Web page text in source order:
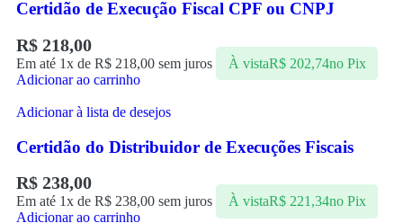
Certidão de Execução Fiscal CPF ou CNPJ
R$ 218,00
Em até 1x de R$ 218,00 sem juros À vistaR$202,74no Pix
Adicionar ao carrinho
Adicionar à lista de desejos
Certidão do Distribuidor de Execuções Fiscais
R$ 238,00
Em até 1x de R$ 238,00 sem juros À vistaR$221,34no Pix
Adicionar ao carrinho